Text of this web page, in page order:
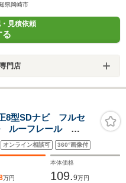
県岡崎市
見積依頼
る
門店
8型SDナビ フルセ
ルーフレール
シート ETC LED
Ver3 アイドリング
オンライン相談可 360°画像付
万円
本体価格
109.9万円